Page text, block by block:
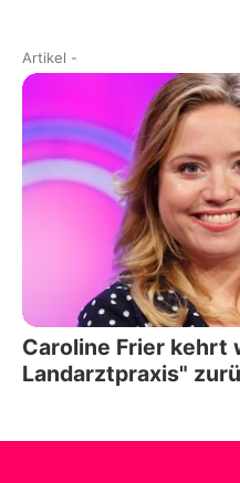
Artikel -
Caroline Frier kehrt
Landarztpraxis"